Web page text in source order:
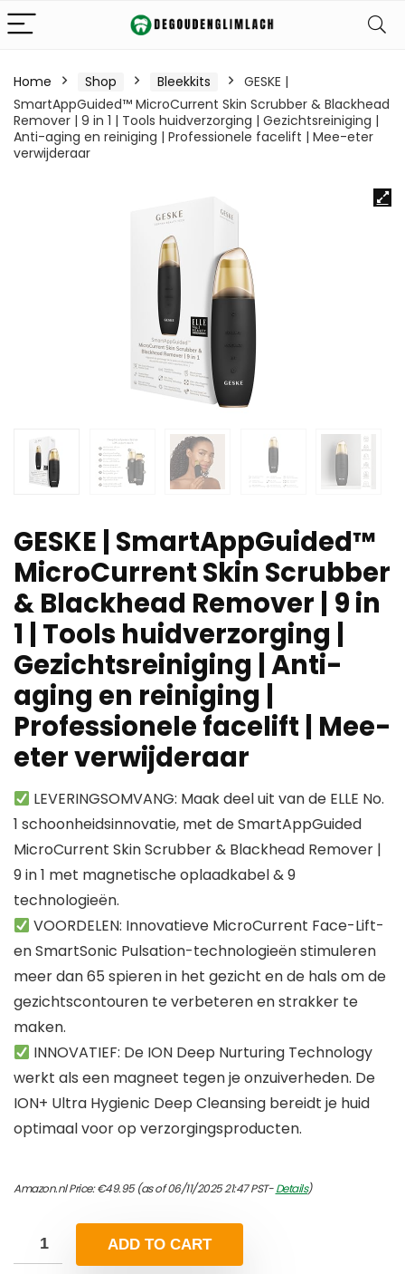
Home Shop Bleekkits
GESKE |
SmartAppGuided™ MicroCurrent Skin Scrubber & Blackhead
Remover | 9 in 1 | Tools huidverzorging | Gezichtsreiniging |
Anti-aging en reiniging | Professionele facelift | Mee-eter
verwijderaar
GESKE | SmartAppGuided™
MicroCurrent Skin Scrubber
& Blackhead Remover | 9 in
1 | Tools huidverzorging |
Gezichtsreiniging | Anti-
aging en reiniging |
Professionele facelift | Mee-
eter verwijderaar
LEVERINGSOMVANG: Maak deel uit van de ELLE No.
1 schoonheidsinnovatie, met de SmartAppGuided
MicroCurrent Skin Scrubber & Blackhead Remover |
9 in 1 met magnetische oplaadkabel & 9
technologieën.
VOORDELEN: Innovatieve MicroCurrent Face-Lift-
en SmartSonic Pulsation-technologieën stimuleren
meer dan 65 spieren in het gezicht en de hals om de
gezichtscontouren te verbeteren en strakker te
maken.
INNOVATIEF: De ION Deep Nurturing Technology
werkt als een magneet tegen je onzuiverheden. De
ION+ Ultra Hygienic Deep Cleansing bereidt je huid
optimaal voor op verzorgingsproducten.
Amazon.nl Price:€49.95(as of 06/11/2025 21:47 PST-Details)
ADD TO CART